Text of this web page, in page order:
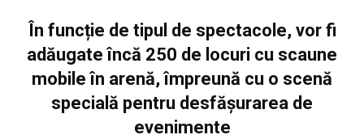
În funcție de tipul de spectacole, vor fi
adăugate încă 250 de locuri cu scaune
mobile în arenă, împreună cu o scenă
specială pentru desfășurarea de
evenimente